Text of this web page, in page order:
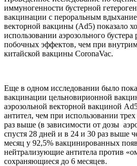
иммуногенности бустерной
вакцинации с пероральным
векторной вакцины (Ad5) показало
использовании аэрозольного
побочных эффектов, чем при
китайской вакцины CoronaVac.
Еще в одном исследовании было
вакцинации цельновирионной
аэрозольной векторной вакциной
антител, чем при использовании
раз выше (в зависимости от дозы
спустя 28 дней и в 24 и 30 раз выше
месяц у 92,5% вакцинированных
нейтрализующие антитела против
сохраняющиеся до 6 месяцев.